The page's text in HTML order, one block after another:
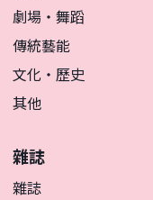
劇場・舞蹈
傳統藝能
文化・歷史
其他
雜誌
雜誌